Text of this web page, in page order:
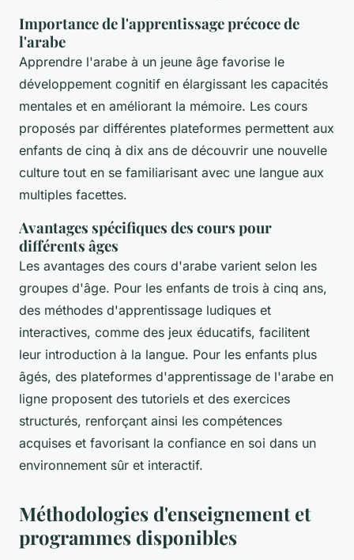
Importance de l'apprentissage précoce de
l'arabe
Apprendre l'arabe à un jeune âge favorise le
développement cognitif en élargissant les capacités
mentales et en améliorant la mémoire. Les cours
proposés par différentes plateformes permettent aux
enfants de cinq à dix ans de découvrir une nouvelle
culture tout en se familiarisant avec une langue aux
multiples facettes.
Avantages spécifiques des cours pour
différents âges
Les avantages des cours d'arabe varient selon les
groupes d'âge. Pour les enfants de trois à cinq ans,
des méthodes d'apprentissage ludiques et
interactives, comme des jeux éducatifs, facilitent
leur introduction à la langue. Pour les enfants plus
âgés, des plateformes d'apprentissage de l'arabe en
ligne proposent des tutoriels et des exercices
structurés, renforçant ainsi les compétences
acquises et favorisant la confiance en soi dans un
environnement sûr et interactif.
Méthodologies d'enseignement et
programmes disponibles